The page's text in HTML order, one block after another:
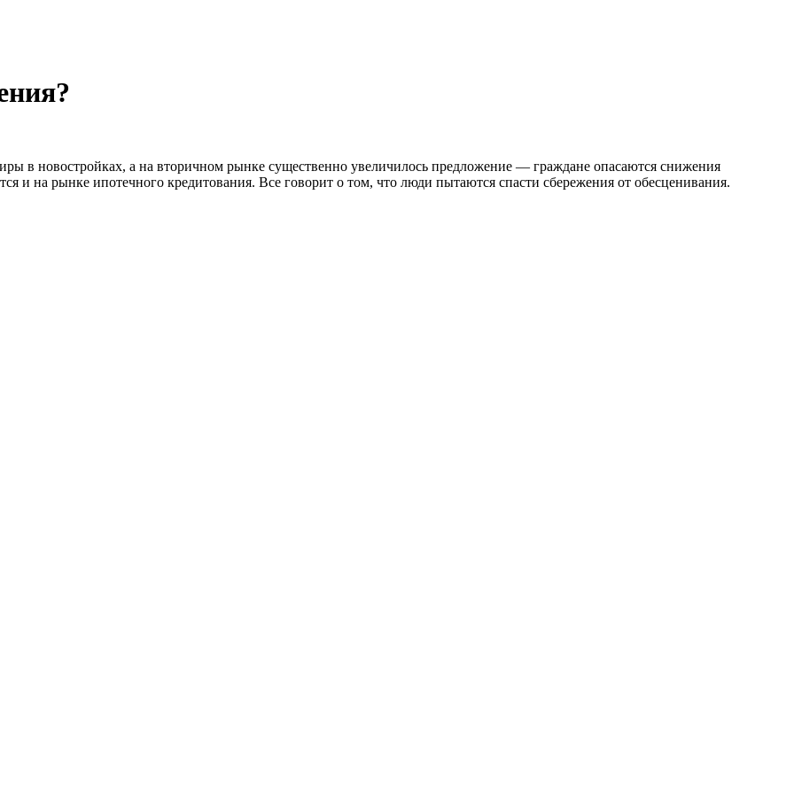
в новостройках, а на вторичном рынке существенно увеличилось предложение — граждане опасаются снижения
и на рынке ипотечного кредитования. Все говорит о том, что люди пытаются спасти сбережения от обесценивания.